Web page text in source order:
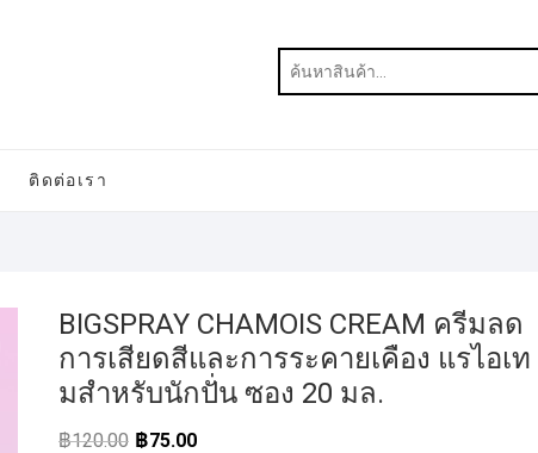
ติดต่อเรา
BIGSPRAY CHAMOIS CREAM ครีมลด
การเสียดสีและการระคายเคือง แรไอเท
มสำหรับนักปั่น ซอง 20 มล.
฿120.00 ฿75.00